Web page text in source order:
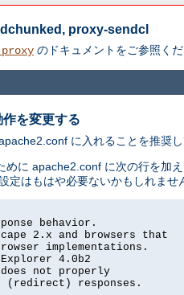
proxy-sendcl
のドキュメントをご参照くだ
を変更する
に入れることを推奨し
に apache2.conf に次の行を加
はもはや必要ないかもしれませ
behavior.
2.x and browsers that
implementations.
4.0b2
does not properly
(redirect) responses.